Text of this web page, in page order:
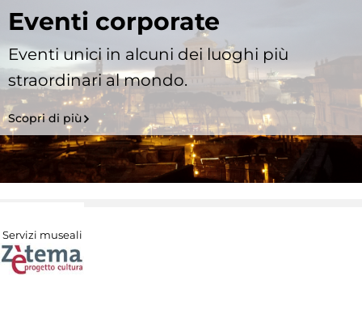
Eventi corporate
Eventi unici in alcuni dei luoghi più
straordinari al mondo.
Scopri di più
Servizi museali